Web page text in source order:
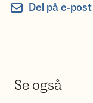
Del på e-post
Se også